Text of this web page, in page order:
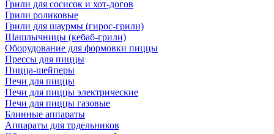
Грили для сосисок и хот-догов
Грили роликовые
Грили для шаурмы (гирос-грили)
Шашлычницы (кебаб-грили)
Оборудование для формовки пиццы
Прессы для пиццы
Пицца-шейперы
Печи для пиццы
Печи для пиццы электрические
Печи для пиццы газовые
Блинные аппараты
Аппараты для трдельников